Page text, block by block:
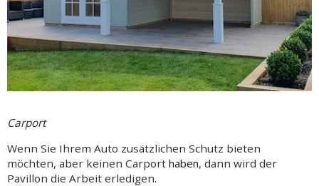
Carport
Wenn Sie Ihrem Auto zusätzlichen Schutz bieten
möchten, aber keinen Carport haben, dann wird der
Pavillon die Arbeit erledigen.